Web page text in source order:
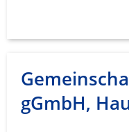
gGmbH,